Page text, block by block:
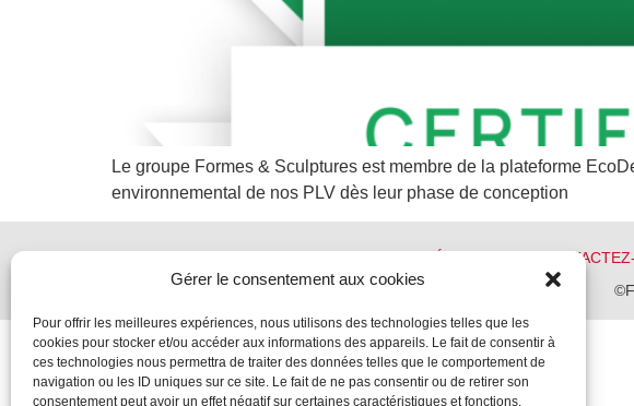
Gérer le consentement aux cookies
Pour offrir les meilleures expériences, nous utilisons des technologies telles que les
cookies pour stocker et/ou accéder aux informations des appareils. Le fait de consentir à
ces technologies nous permettra de traiter des données telles que le comportement de
navigation ou les ID uniques sur ce site. Le fait de ne pas consentir ou de retirer son
consentement peut avoir un effet négatif sur certaines caractéristiques et fonctions.
Le groupe Formes & Sculptures est membre de la plateforme
environnemental de nos PLV dès leur phase de conception